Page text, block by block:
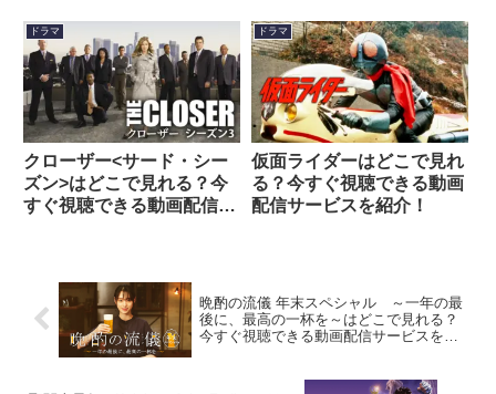
ビスを紹介！
ドラマ
クローザー<サード・シー
ズン>はどこで見れる？今
すぐ視聴できる動画配信サ
ドラマ
仮面ライダーはどこで見れ
る？今すぐ視聴できる動画
配信サービスを紹介！
晩酌の流儀 年末スペシャル ～一年の最
後に、最高の一杯を～はどこで見れる？
今すぐ視聴できる動画配信サービスを紹